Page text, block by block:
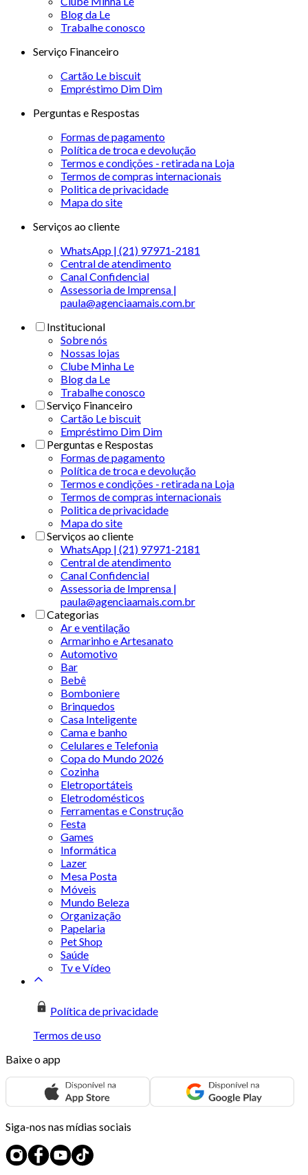
Blog da Le
Trabalhe conosco
Serviço Financeiro
Cartão Le biscuit
Empréstimo Dim Dim
Perguntas e Respostas
Formas de pagamento
Política de troca e devolução
Termos e condições - retirada na Loja
Termos de compras internacionais
Politica de privacidade
Mapa do site
Serviços ao cliente
WhatsApp | (21) 97971-2181
Central de atendimento
Canal Confidencial
Assessoria de Imprensa |
paula@agenciaamais.com.br
Institucional
Sobre nós
Nossas lojas
Clube Minha Le
Blog da Le
Trabalhe conosco
Serviço Financeiro
Cartão Le biscuit
Empréstimo Dim Dim
Perguntas e Respostas
Formas de pagamento
Política de troca e devolução
Termos e condições - retirada na Loja
Termos de compras internacionais
Politica de privacidade
Mapa do site
Serviços ao cliente
WhatsApp | (21) 97971-2181
Central de atendimento
Canal Confidencial
Assessoria de Imprensa |
paula@agenciaamais.com.br
Categorias
Ar e ventilação
Armarinho e Artesanato
Automotivo
Bar
Bebê
Bomboniere
Brinquedos
Casa Inteligente
Cama e banho
Celulares e Telefonia
Copa do Mundo 2026
Cozinha
Eletroportáteis
Eletrodomésticos
Ferramentas e Construção
Festa
Games
Informática
Lazer
Mesa Posta
Móveis
Mundo Beleza
Organização
Papelaria
Pet Shop
Saúde
Tv e Vídeo
Política de privacidade
Termos de uso
Baixe o app
Siga-nos nas mídias sociais